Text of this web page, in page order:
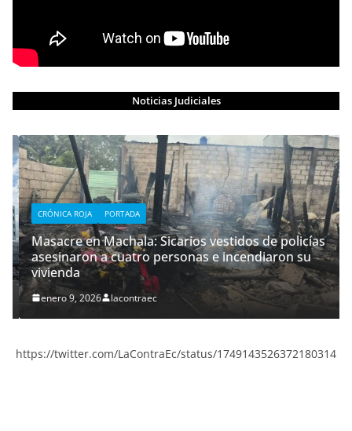
Noticias Judiciales
CRÓNICA ROJA PORTADA
Masacre en Machala: Sicarios vestidos de policías
asesinaron a cuatro personas e incendiaron su
vivienda
enero 9, 2026 lacontraec
https://twitter.com/LaContraEc/status/1749143526372180314